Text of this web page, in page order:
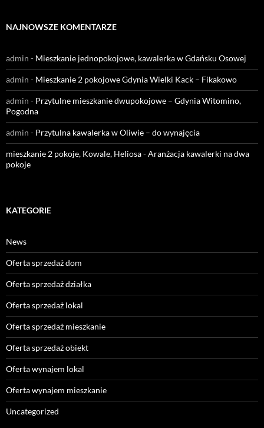
NAJNOWSZE KOMENTARZE
admin - Mieszkanie jednopokojowe, kawalerka w Gdańsku Osowej
admin - Mieszkanie 2 pokojowe Gdynia Wielki Kack – Fikakowo
admin - Przytulne mieszkanie dwupokojowe – Gdynia Witomino,
Pogodna
admin - Przytulna kawalerka w Oliwie – do wynajęcia
mieszkanie 2 pokoje, Kowale, Heliosa-Aranżacja kawalerki na dwa
pokoje
KATEGORIE
News
Oferta sprzedaż dom
Oferta sprzedaż działka
Oferta sprzedaż lokal
Oferta sprzedaż mieszkanie
Oferta sprzedaż obiekt
Oferta wynajem lokal
Oferta wynajem mieszkanie
Uncategorized